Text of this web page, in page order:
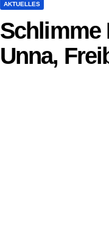
AKTUELLES
Schlimme
Unna,